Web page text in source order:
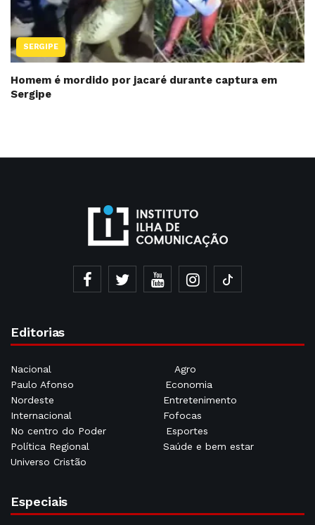
SERGIPE
Homem é mordido por jacaré durante captura em
Sergipe
Editorias
Nacional
Agro
Paulo Afonso
Economia
Nordeste
Entretenimento
Internacional
Fofocas
No centro do Poder
Esportes
Política Regional
Saúde e bem estar
Universo Cristão
Especiais